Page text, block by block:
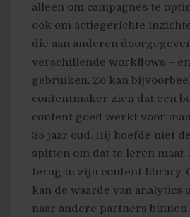
alleen om campagnes te
ook om actiegerichte
die aan anderen
verschillende workflows –
gebruiken. Zo kan
contentmaker zien dat een
content goed werkt voor
35 jaar oud. Hij hoefde niet
spitten om dat te leren maar
terug in zijn content library.
kan de waarde van
naar andere partners binnen